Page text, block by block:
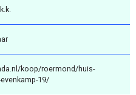
koop/roermond/huis-
19/